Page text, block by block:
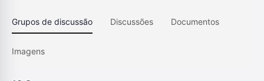
Grupos de discussão Discussões Documentos
Imagens